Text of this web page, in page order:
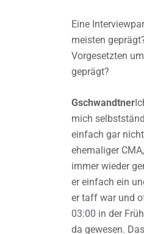
Eine
meisten
Vorgesetzten
geprägt?
Gschwandtner
mich
einfach gar
ehemaliger
immer wieder
er einfach ein
er taff war und
03:00 in der
da gewesen.